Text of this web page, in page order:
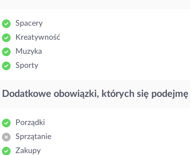
Spacery
Kreatywność
Muzyka
Sporty
Dodatkowe obowiązki, których się podejmę
Porządki
Sprzątanie
Zakupy